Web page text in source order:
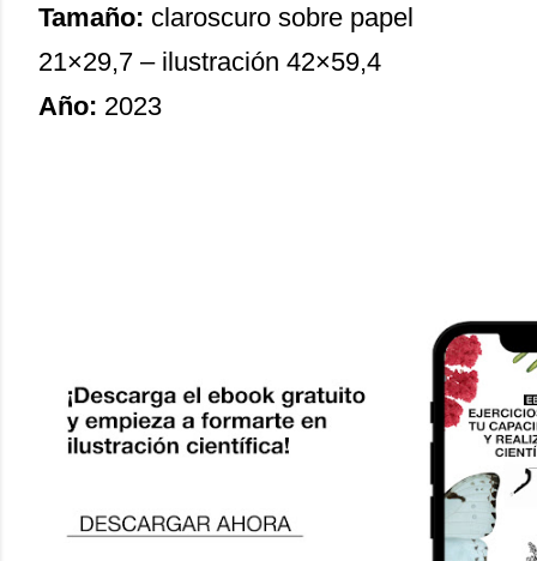
Tamaño: claroscuro sobre papel
21×29,7 – ilustración 42×59,4
Año: 2023